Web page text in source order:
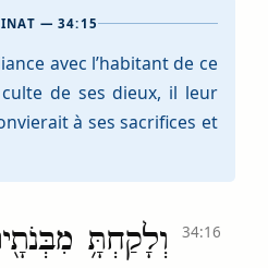
— 34:15
avec l’habitant de ce
de ses dieux, il leur
à ses sacrifices et
וְלָקַחְתָּ֥
34:16